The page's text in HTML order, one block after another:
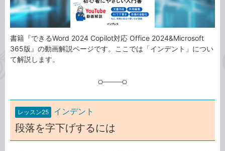
書籍『できるWord 2024 Copilot対応 Office 2024&Microsoft
365版』の動画解説ページです。ここでは「インデント」につい
て解説します。
レッスン25 インデント
段落を字下げするには